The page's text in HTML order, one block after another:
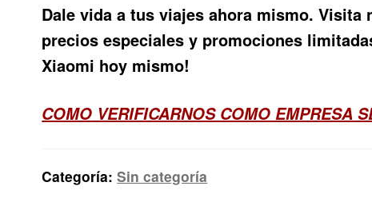
Dale vida a tus viajes ahora mismo.
precios especiales y promociones
Xiaomi hoy mismo!
COMO VERIFICARNOS COMO EMPRESA
Categoría:Sin categoría